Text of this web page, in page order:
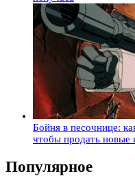
Бойня в песочнице:
чтобы продать новые
Популярное